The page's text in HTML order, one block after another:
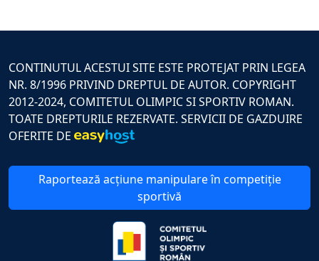
CONTINUTUL ACESTUI SITE ESTE PROTEJAT PRIN LEGEA
NR. 8/1996 PRIVIND DREPTUL DE AUTOR. COPYRIGHT
2012-2024, COMITETUL OLIMPIC SI SPORTIV ROMAN.
TOATE DREPTURILE REZERVATE. SERVICII DE GAZDUIRE
OFERITE DE
Raportează acțiune manipulare în competiție
sportivă